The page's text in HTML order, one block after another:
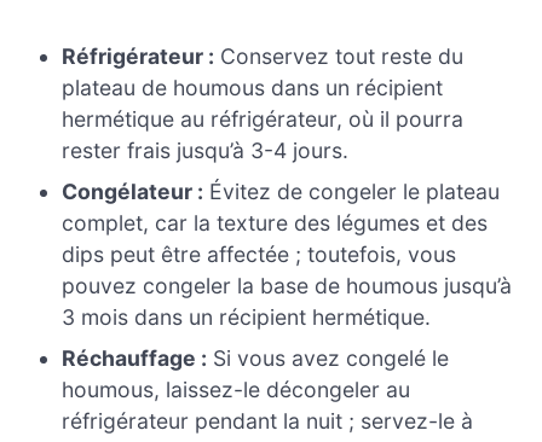
Réfrigérateur : Conservez tout reste du
plateau de houmous dans un récipient
hermétique au réfrigérateur, où il pourra
rester frais jusqu’à 3-4 jours.
Congélateur : Évitez de congeler le plateau
complet, car la texture des légumes et des
dips peut être affectée ; toutefois, vous
pouvez congeler la base de houmous jusqu’à
3 mois dans un récipient hermétique.
Réchauffage : Si vous avez congelé le
houmous, laissez-le décongeler au
réfrigérateur pendant la nuit ; servez-le à